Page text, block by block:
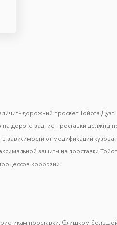
дорожный просвет Тойота
на дороге задние проставки должны
зависимости от модификации кузова.
защиты на проставки
коррозии.
проставки. Слишком